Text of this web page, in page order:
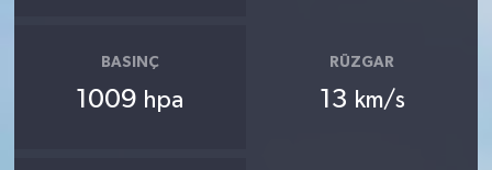
BASINÇ
1009 hpa
RÜZGAR
13 km/s